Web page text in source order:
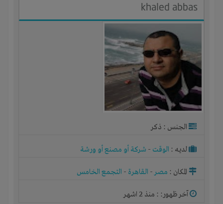
khaled abbas
الجنس : ذكر
لديـه : الوقت - شركة أو مصنع أو ورشة
المكان : مصر- القاهرة - التجمع الخامس
آخر ظهور: : منذ 2 اشهر